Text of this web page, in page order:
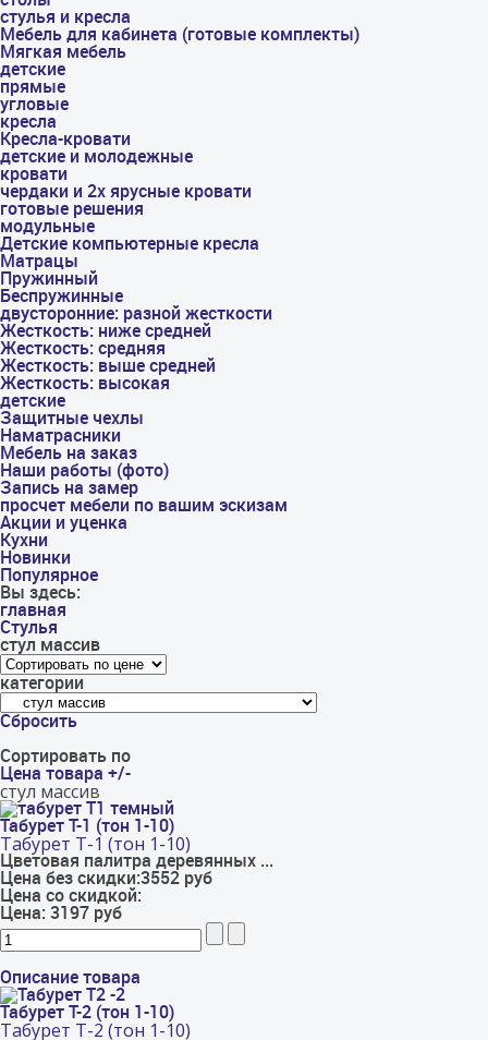
стулья и кресла
Мебель для кабинета (готовые комплекты)
Мягкая мебель
детские
прямые
угловые
кресла
Кресла-кровати
детские и молодежные
кровати
чердаки и 2х ярусные кровати
готовые решения
модульные
Детские компьютерные кресла
Матрацы
Пружинный
Беспружинные
двусторонние: разной жесткости
Жесткость: ниже средней
Жесткость: средняя
Жесткость: выше средней
Жесткость: высокая
детские
Защитные чехлы
Наматрасники
Мебель на заказ
Наши работы (фото)
Запись на замер
просчет мебели по вашим эскизам
Акции и уценка
Кухни
Новинки
Популярное
Вы здесь:
главная
Стулья
стул массив
категории
Сбросить
Сортировать по
Цена товара +/-
стул массив
Табурет Т-1 (тон 1-10)
Табурет Т-1 (тон 1-10)
Цветовая палитра деревянных ...
Цена без скидки:3552 руб
Цена со скидкой:
Цена: 3197 руб
Описание товара
Табурет Т-2 (тон 1-10)
Табурет Т-2 (тон 1-10)